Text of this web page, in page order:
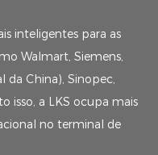
inteligentes para as
Walmart, Siemens,
da China), Sinopec,
isso, a LKS ocupa mais
no terminal de